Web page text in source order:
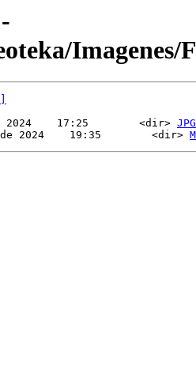
Imagenes/
2024    17:25        <dir> JPG
de 2024    19:35        <dir>